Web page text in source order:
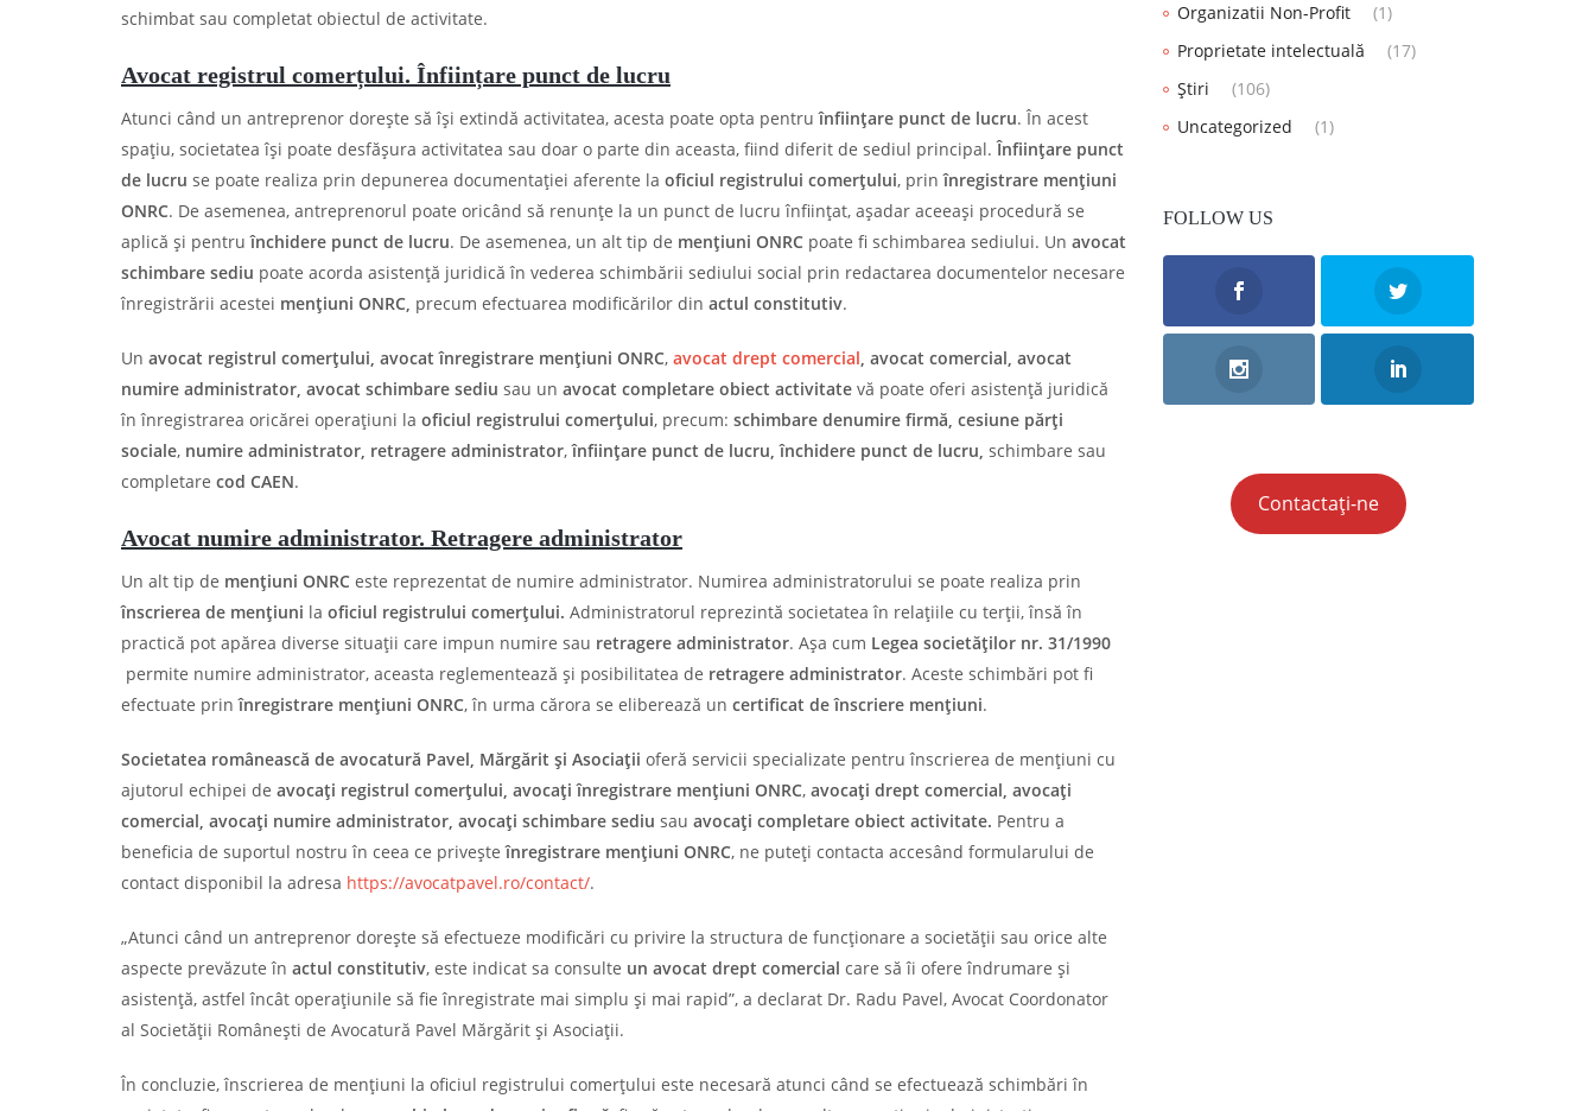
schimbat sau completat obiectul de activitate.
Avocat registrul comerțului. Înființare punct de lucru
Atunci când un antreprenor dorește să își extindă activitatea, acesta poate opta pentruînființare punct de lucru. În acest
spațiu, societatea își poate desfășura activitatea sau doar o parte din aceasta, fiind diferit de sediul principal.Înființare punct
de lucru se poate realiza prin depunerea documentației aferente la oficiul registrului comerțului, prinînregistrare mențiuni
ONRC. De asemenea, antreprenorul poate oricând să renunțe la un punct de lucru înființat, așadar aceeași procedură se
aplică și pentruînchidere punct de lucru. De asemenea, un alt tip de mențiuni ONRC poate fi schimbarea sediului. Un avocat
schimbare sediu poate acorda asistență juridică în vederea schimbării sediului social prin redactarea documentelor necesare
înregistrării acestei mențiuni ONRC, precum efectuarea modificărilor din actul constitutiv.
Un avocat registrul comerțului, avocat înregistrare mențiuni ONRC, avocat drept comercial , avocat comercial, avocat
numire administrator, avocat schimbare sediu sau un avocat completare obiect activitate vă poate oferi asistență juridică
în înregistrarea oricărei operațiuni la oficiul registrului comerțului, precum: schimbare denumire firmă, cesiune părți
sociale, numire administrator, retragere administrator,înființare punct de lucru, închidere punct de lucru, schimbare sau
completare cod CAEN.
Avocat numire administrator. Retragere administrator
Un alt tip de mențiuni ONRC este reprezentat de numire administrator. Numirea administratorului se poate realiza prin
înscrierea de mențiuni la oficiul registrului comerțului. Administratorul reprezintă societatea în relațiile cu terții, însă în
practică pot apărea diverse situații care impun numire sau retragere administrator. Așa cum Legea societăților nr. 31/1990
permite numire administrator, aceasta reglementează și posibilitatea de retragere administrator. Aceste schimbări pot fi
efectuate prinînregistrare mențiuni ONRC, în urma cărora se eliberează un certificat de înscriere mențiuni.
Societatea românească de avocatură Pavel, Mărgărit și Asociații oferă servicii specializate pentru înscrierea de mențiuni cu
ajutorul echipei de avocați registrul comerțului, avocați înregistrare mențiuni ONRC, avocați drept comercial, avocați
comercial, avocați numire administrator, avocați schimbare sediu sau avocați completare obiect activitate. Pentru a
beneficia de suportul nostru în ceea ce priveșteînregistrare mențiuni ONRC, ne puteți contacta accesând formularului de
contact disponibil la adresa https://avocatpavel.ro/contact/.
„Atunci când un antreprenor dorește să efectueze modificări cu privire la structura de funcționare a societății sau orice alte
aspecte prevăzute în actul constitutiv, este indicat sa consulte un avocat drept comercial care să îi ofere îndrumare și
asistență, astfel încât operațiunile să fie înregistrate mai simplu și mai rapid”, a declarat Dr. Radu Pavel, Avocat Coordonator
al Societății Românești de Avocatură Pavel Mărgărit și Asociații.
În concluzie, înscrierea de mențiuni la oficiul registrului comerțului este necesară atunci când se efectuează schimbări în
Organizatii Non-Profit
(1)
Proprietate intelectuală
(17)
Știri
(106)
Uncategorized
(1)
FOLLOW US
Contactați-ne